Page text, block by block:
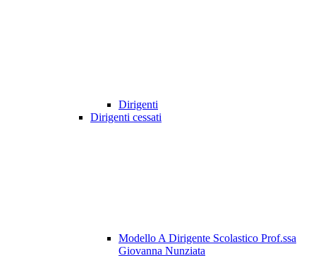
Dirigenti
Dirigenti cessati
Modello A Dirigente Scolastico Prof.ssa
Giovanna Nunziata